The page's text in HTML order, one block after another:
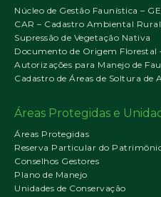
Núcleo de Gestão Faunística –
CAR – Cadastro Ambiental Rural
Supressão de Vegetação Nativa
Documento de Origem Florestal
Autorizações para Manejo de
Cadastro de Áreas de Soltura de
Áreas Protegidas e
Áreas Protegidas
Reserva Particular do
Conselhos Gestores
Plano de Manejo
Unidades de Conservação